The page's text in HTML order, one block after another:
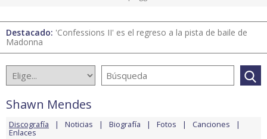
Destacado: 'Confessions II' es el regreso a la pista de baile de
Madonna
Shawn Mendes
Discografía Noticias Biografía Fotos Canciones
Enlaces